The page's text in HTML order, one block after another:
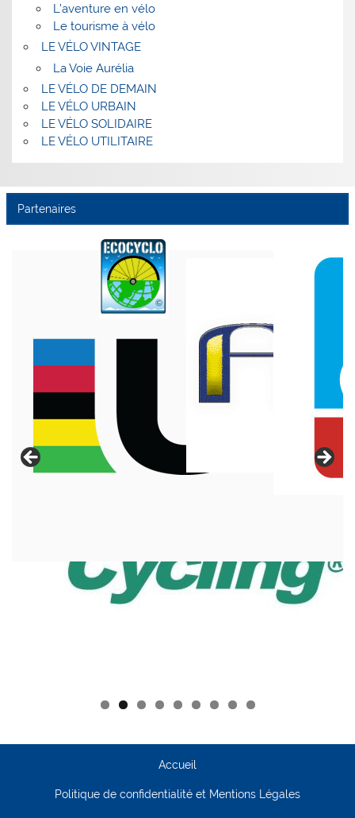
L’aventure en vélo
Le tourisme à vélo
LE VÉLO VINTAGE
La Voie Aurélia
LE VÉLO DE DEMAIN
LE VÉLO URBAIN
LE VÉLO SOLIDAIRE
LE VÉLO UTILITAIRE
Partenaires
Accueil
Politique de confidentialité et Mentions Légales